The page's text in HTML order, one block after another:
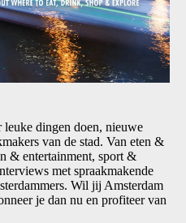
leuke dingen doen, nieuwe
van de stad. Van eten &
& entertainment, sport &
met spraakmakende
Wil jij Amsterdam
je dan nu en profiteer van